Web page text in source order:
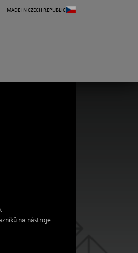
MADE IN CZECH REPUBLIC
na nástroje